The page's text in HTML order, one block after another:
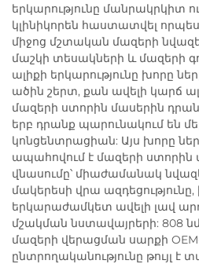
երկարությունը մանրակրկիտ
կլինիկորեն հաստատվել
միջոց մշտական մազերի
մաշկի տեսակների և մազերի
ալիքի երկարությունը խորը
ածին շերտ, քան ավելի կարճ
մազերի ստորին մասերին
երբ դրանք պարունակում են
կոնցենտրացիան: Այս խորը
ապահովում է մազերի ստորին
վնասումը՝ միաժամանակ
մակերեսի վրա ազդեցությունը,
երկարաժամկետ ավելի լավ
մշակման նստավայրերի: 808
մազերի վերացման սարքի
ընտրողականությունը թույլ է